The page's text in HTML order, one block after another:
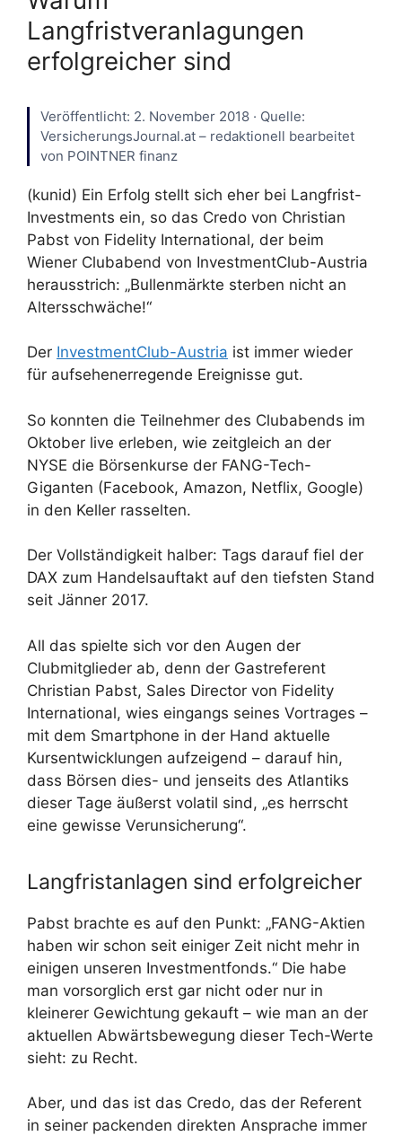
Langfristveranlagungen
erfolgreicher sind
Veröffentlicht: 2. November 2018 · Quelle:
VersicherungsJournal.at – redaktionell bearbeitet
von POINTNER finanz
(kunid) Ein Erfolg stellt sich eher bei Langfrist-
Investments ein, so das Credo von Christian
Pabst von Fidelity International, der beim
Wiener Clubabend von InvestmentClub-Austria
herausstrich: „Bullenmärkte sterben nicht an
Altersschwäche!“
Der InvestmentClub-Austria ist immer wieder
für aufsehenerregende Ereignisse gut.
So konnten die Teilnehmer des Clubabends im
Oktober live erleben, wie zeitgleich an der
NYSE die Börsenkurse der FANG-Tech-
Giganten (Facebook, Amazon, Netflix, Google)
in den Keller rasselten.
Der Vollständigkeit halber: Tags darauf fiel der
DAX zum Handelsauftakt auf den tiefsten Stand
seit Jänner 2017.
All das spielte sich vor den Augen der
Clubmitglieder ab, denn der Gastreferent
Christian Pabst, Sales Director von Fidelity
International, wies eingangs seines Vortrages –
mit dem Smartphone in der Hand aktuelle
Kursentwicklungen aufzeigend – darauf hin,
dass Börsen dies- und jenseits des Atlantiks
dieser Tage äußerst volatil sind, „es herrscht
eine gewisse Verunsicherung“.
Langfristanlagen sind erfolgreicher
Pabst brachte es auf den Punkt: „FANG-Aktien
haben wir schon seit einiger Zeit nicht mehr in
einigen unseren Investmentfonds.“ Die habe
man vorsorglich erst gar nicht oder nur in
kleinerer Gewichtung gekauft – wie man an der
aktuellen Abwärtsbewegung dieser Tech-Werte
sieht: zu Recht.
Aber, und das ist das Credo, das der Referent
in seiner packenden direkten Ansprache immer